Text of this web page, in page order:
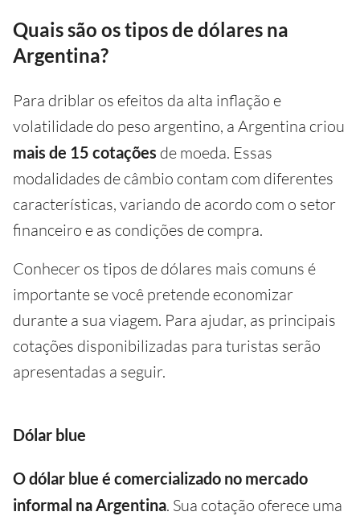
Quais são os tipos de dólares na
Argentina?
Para driblar os efeitos da alta inflação e
volatilidade do peso argentino, a Argentina criou
mais de 15 cotações de moeda. Essas
modalidades de câmbio contam com diferentes
características, variando de acordo com o setor
financeiro e as condições de compra.
Conhecer os tipos de dólares mais comuns é
importante se você pretende economizar
durante a sua viagem. Para ajudar, as principais
cotações disponibilizadas para turistas serão
apresentadas a seguir.
Dólar blue
O dólar blue é comercializado no mercado
informal na Argentina. Sua cotação oferece uma